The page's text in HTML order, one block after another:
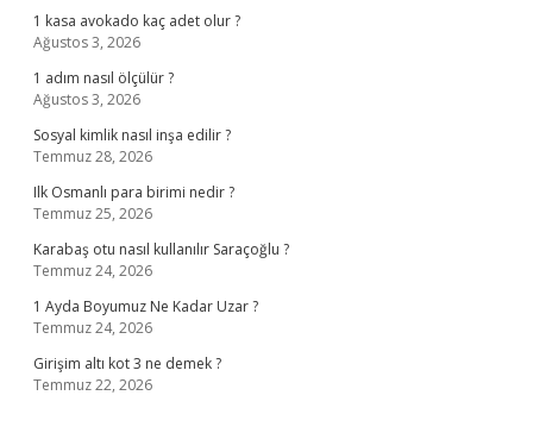
1 kasa avokado kaç adet olur ?
Ağustos 3, 2026
1 adım nasıl ölçülür ?
Ağustos 3, 2026
Sosyal kimlik nasıl inşa edilir ?
Temmuz 28, 2026
Ilk Osmanlı para birimi nedir ?
Temmuz 25, 2026
Karabaş otu nasıl kullanılır Saraçoğlu ?
Temmuz 24, 2026
1 Ayda Boyumuz Ne Kadar Uzar ?
Temmuz 24, 2026
Girişim altı kot 3 ne demek ?
Temmuz 22, 2026